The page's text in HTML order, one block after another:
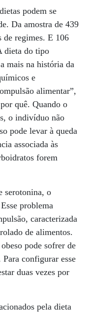
podem se
Da amostra de 439
de regimes. E 106
dieta do tipo
mais na história da
e
alimentar”,
quê. Quando o
o indivíduo não
pode levar à queda
associada às
forem
serotonina, o
problema
caracterizada
de alimentos.
pode sofrer de
configurar esse
duas vezes por
pela dieta